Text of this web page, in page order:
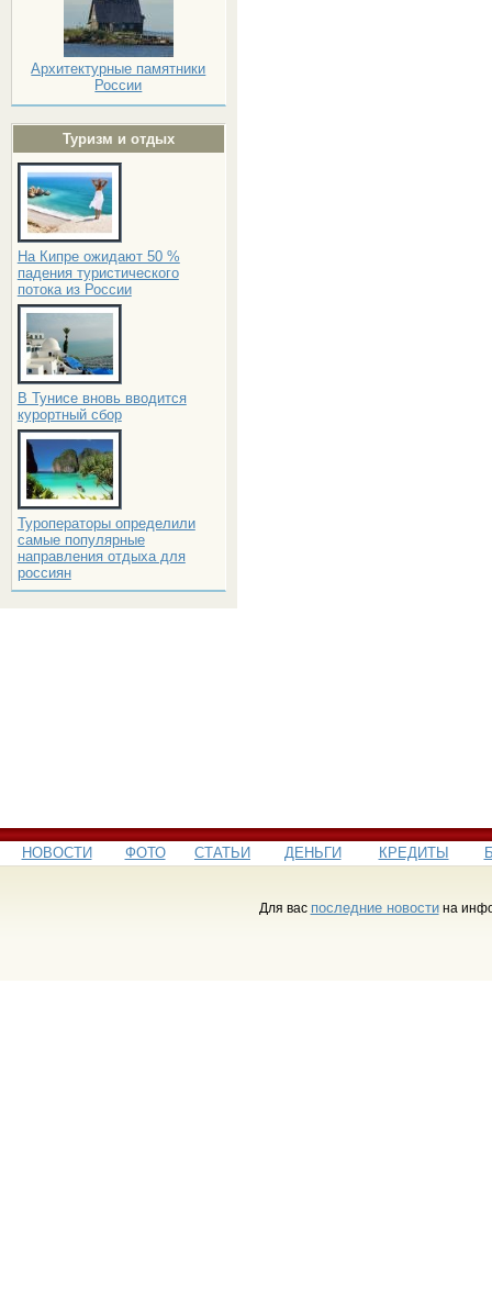
Архитектурные памятники
России
Туризм и отдых
На Кипре ожидают 50 %
падения туристического
потока из России
В Тунисе вновь вводится
курортный сбор
Туроператоры определили
самые популярные
направления отдыха для
россиян
НОВОСТИ ФОТО СТАТЬИ ДЕНЬГИ КРЕДИТЫ
Для вас последние новостина